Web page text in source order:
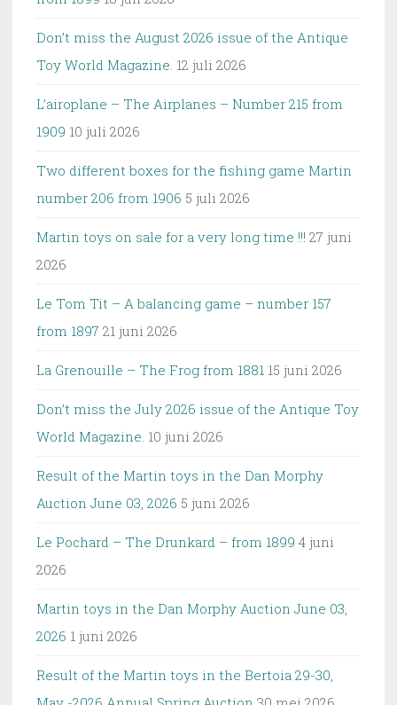
Don’t miss the August 2026 issue of the Antique
Toy World Magazine. 12 juli 2026
L’airoplane – The Airplanes – Number 215 from
1909 10 juli 2026
Two different boxes for the fishing game Martin
number 206 from 1906 5 juli 2026
Martin toys on sale for a very long time !!! 27 juni
2026
Le Tom Tit – A balancing game – number 157
from 1897 21 juni 2026
La Grenouille – The Frog from 1881 15 juni 2026
Don’t miss the July 2026 issue of the Antique Toy
World Magazine. 10 juni 2026
Result of the Martin toys in the Dan Morphy
Auction June 03, 2026 5 juni 2026
Le Pochard – The Drunkard – from 1899 4 juni
2026
Martin toys in the Dan Morphy Auction June 03,
2026 1 juni 2026
Result of the Martin toys in the Bertoia 29-30,